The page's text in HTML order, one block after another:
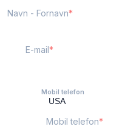
Navn - Fornavn
E-mail
Mobil telefon
Mobil telefon